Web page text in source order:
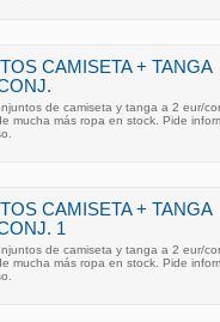
CAMISETA + TANGA
de camiseta y tanga a 2 eur/
mucha más ropa en stock. Pide
CAMISETA + TANGA
1
de camiseta y tanga a 2 eur/
mucha más ropa en stock. Pide